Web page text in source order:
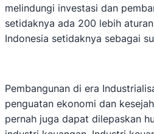
melindungi investasi dan
setidaknya ada 200 lebih
Indonesia setidaknya sebagai
Pembangunan di era
penguatan ekonomi dan
pernah juga dapat dilepaskan